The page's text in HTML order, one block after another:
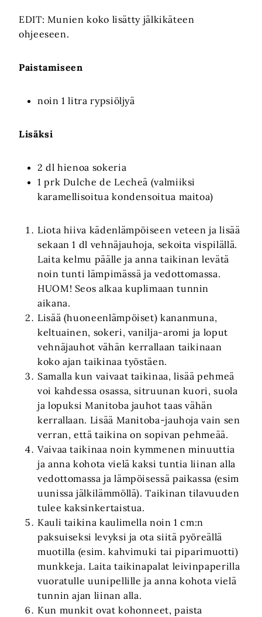
EDIT: Munien koko lisätty jälkikäteen
ohjeeseen.
Paistamiseen
noin 1 litra rypsiöljyä
Lisäksi
2 dl hienoa sokeria
1 prk Dulche de Lecheä (valmiiksi
karamellisoitua kondensoitua maitoa)
Liota hiiva kädenlämpöiseen veteen ja lisää
sekaan 1 dl vehnäjauhoja, sekoita vispilällä.
Laita kelmu päälle ja anna taikinan levätä
noin tunti lämpimässä ja vedottomassa.
HUOM! Seos alkaa kuplimaan tunnin
aikana.
Lisää (huoneenlämpöiset) kananmuna,
keltuainen, sokeri, vanilja-aromi ja loput
vehnäjauhot vähän kerrallaan taikinaan
koko ajan taikinaa työstäen.
Samalla kun vaivaat taikinaa, lisää pehmeä
voi kahdessa osassa, sitruunan kuori, suola
ja lopuksi Manitoba jauhot taas vähän
kerrallaan. Lisää Manitoba-jauhoja vain sen
verran, että taikina on sopivan pehmeää.
Vaivaa taikinaa noin kymmenen minuuttia
ja anna kohota vielä kaksi tuntia liinan alla
vedottomassa ja lämpöisessä paikassa (esim
uunissa jälkilämmöllä). Taikinan tilavuuden
tulee kaksinkertaistua.
Kauli taikina kaulimella noin 1 cm:n
paksuiseksi levyksi ja ota siitä pyöreällä
muotilla (esim. kahvimuki tai piparimuotti)
munkkeja. Laita taikinapalat leivinpaperilla
vuoratulle uunipellille ja anna kohota vielä
tunnin ajan liinan alla.
Kun munkit ovat kohonneet, paista